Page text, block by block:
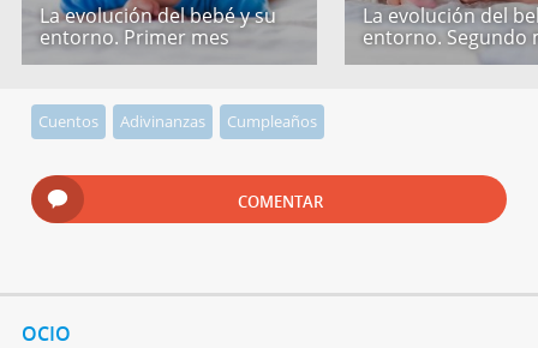
La evolución del bebé y su
entorno. Primer mes
La evolución del
entorno. Segundo
Cuentos Adivinanzas Cumpleaños
COMENTAR
OCIO